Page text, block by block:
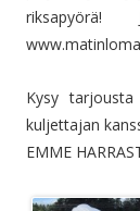
Kysy
kuljettajan
EMME